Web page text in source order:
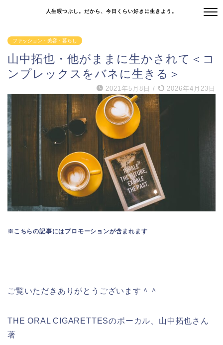
人生暇つぶし。だから、今日くらい好きに生きよう。
ファッション・美容・暮らし
山中拓也・他がままに生かされて＜コ
ンプレックスをバネに生きる＞
2021年5月8日 / 2026年4月23日
※こちらの記事にはプロモーションが含まれます
ご覧いただきありがとうございます＾＾
THE ORAL CIGARETTESのボーカル、山中拓也さん
著